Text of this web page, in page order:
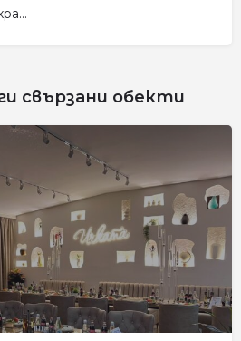
Заведение за хранене
свързани обекти